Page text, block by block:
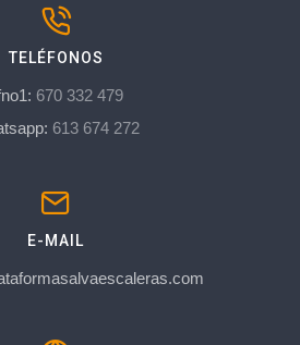
TELÉFONOS
670 332 479
613 674 272
E-MAIL